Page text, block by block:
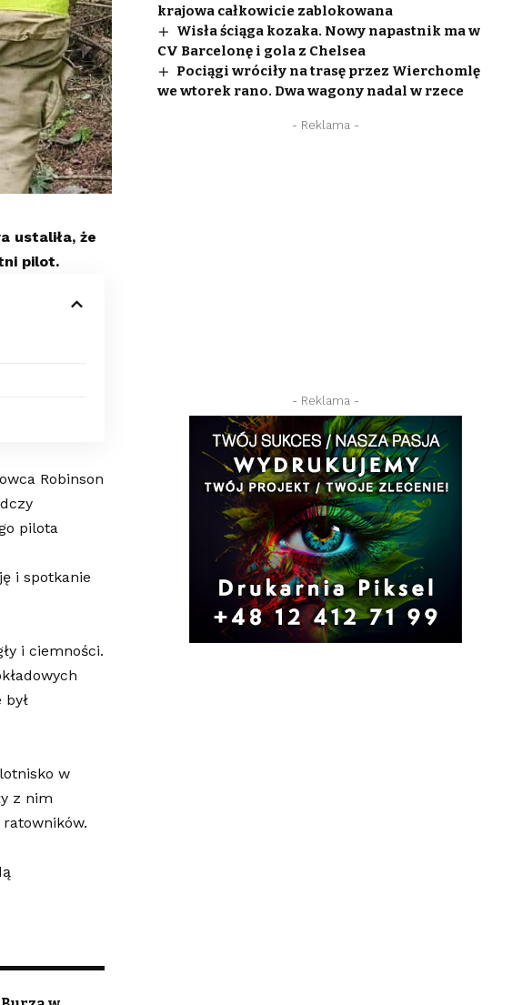
ustaliła, że
pilot.
Robinson
pilota
i spotkanie
i ciemności.
w
z nim
krajowa całkowicie zablokowana
Wisła ściąga kozaka. Nowy napastnik ma w
CV Barcelonę i gola z Chelsea
Pociągi wróciły na trasę przez Wierchomlę
we wtorek rano. Dwa wagony nadal w rzece
- Reklama -
- Reklama -